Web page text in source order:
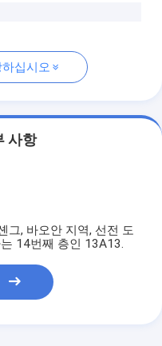
십시오
사항
그, 바오안 지역, 선전 도
14번째 층인 13A13.